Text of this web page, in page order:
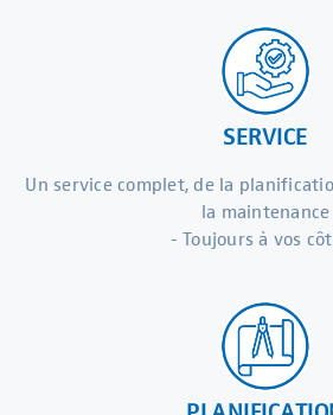
SERVICE
Un service complet, de la
la maintenance
- Toujours à vos